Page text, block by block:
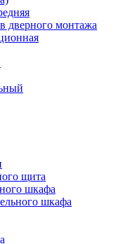
дверного монтажа
щита
шкафа
шкафа